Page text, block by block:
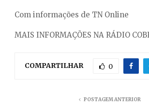
Com informações de TN Online
MAIS INFORMAÇÕES NA RÁDIO
COMPARTILHAR 0
POSTAGEM ANTERIOR